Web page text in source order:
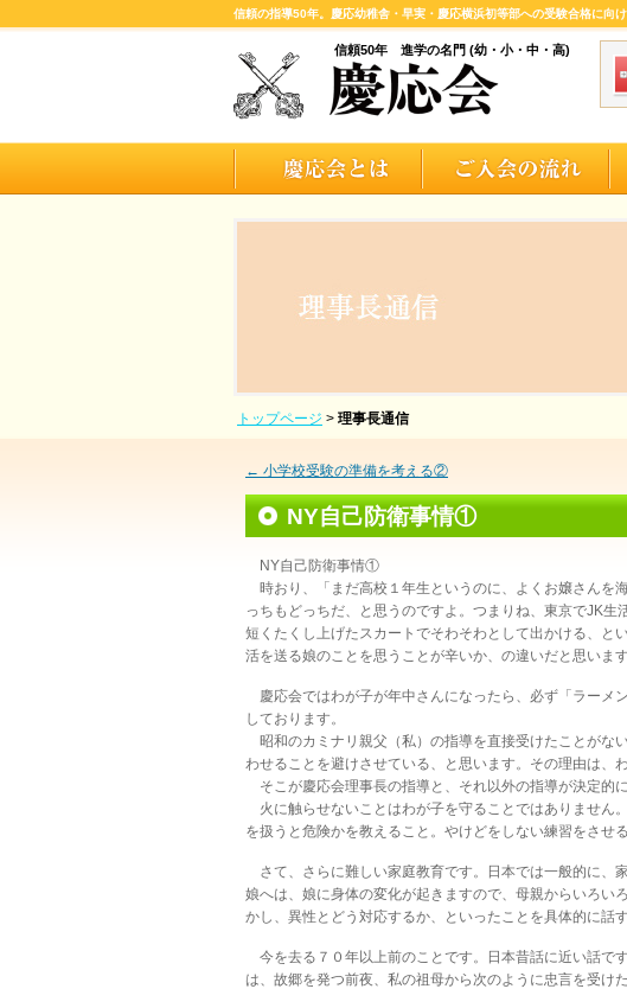
信頼の指導50年。慶応幼稚舎・早実・慶応横浜初等部への受験合格に向
信頼50年 進学の名門 (幼・小・中・高)
トップページ > 理事長通信
← 小学校受験の準備を考える②
NY自己防衛事情①
NY自己防衛事情①
時おり、「まだ高校１年生というのに、よくお嬢さんを
っちもどっちだ、と思うのですよ。つまりね、東京でJK
短くたくし上げたスカートでそわそわとして出かける、と
活を送る娘のことを思うことが辛いか、の違いだと思います
慶応会ではわが子が年中さんになったら、必ず「ラーメ
しております。
昭和のカミナリ親父（私）の指導を直接受けたことがな
わせることを避けさせている、と思います。その理由は、
そこが慶応会理事長の指導と、それ以外の指導が決定的
火に触らせないことはわが子を守ることではありません
を扱うと危険かを教えること。やけどをしない練習をさせ
さて、さらに難しい家庭教育です。日本では一般的に、
娘へは、娘に身体の変化が起きますので、母親からいろい
かし、異性とどう対応するか、といったことを具体的に話
今を去る７０年以上前のことです。日本昔話に近い話で
は、故郷を発つ前夜、私の祖母から次のように忠言を受け